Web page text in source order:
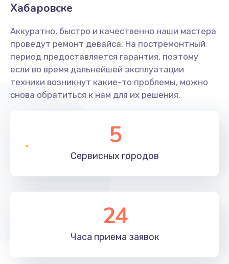
Хабаровске
Аккуратно, быстро и качественно наши мастера
проведут ремонт девайса. На постремонтный
период предоставляется гарантия, поэтому
если во время дальнейшей эксплуатации
техники возникнут какие-то проблемы, можно
снова обратиться к нам для их решения.
5
Сервисных городов
24
Часа приема заявок